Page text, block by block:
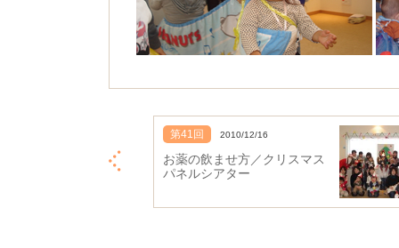
第41回 2010/12/16
お薬の飲ませ方／クリスマス
パネルシアター